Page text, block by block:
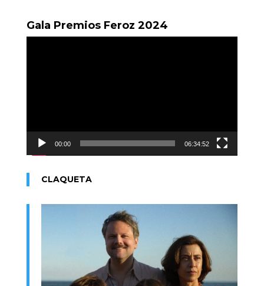
Gala Premios Feroz 2024
00:00 06:34:52
CLAQUETA